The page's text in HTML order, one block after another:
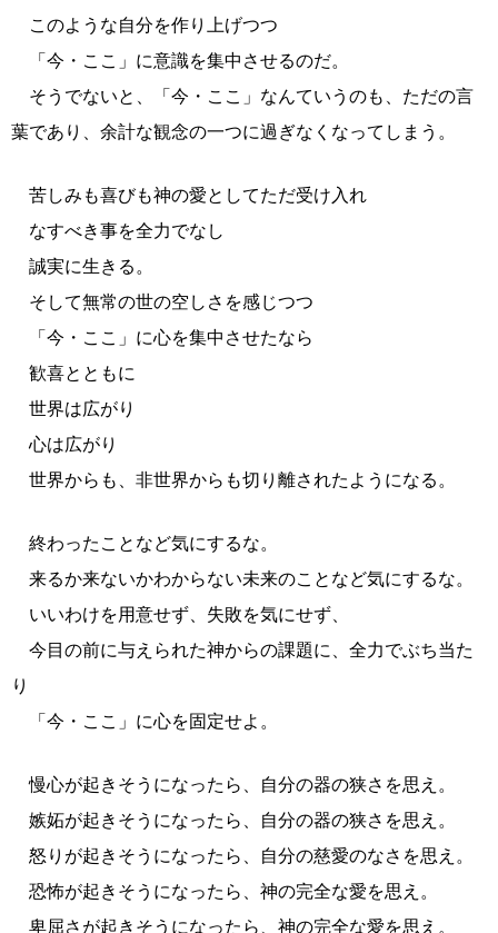
このような自分を作り上げつつ
「今・ここ」に意識を集中させるのだ。
そうでないと、「今・ここ」なんていうのも、ただの言
葉であり、余計な観念の一つに過ぎなくなってしまう。
苦しみも喜びも神の愛としてただ受け入れ
なすべき事を全力でなし
誠実に生きる。
そして無常の世の空しさを感じつつ
「今・ここ」に心を集中させたなら
歓喜とともに
世界は広がり
心は広がり
世界からも、非世界からも切り離されたようになる。
終わったことなど気にするな。
来るか来ないかわからない未来のことなど気にするな。
いいわけを用意せず、失敗を気にせず、
今目の前に与えられた神からの課題に、全力でぶち当た
り
「今・ここ」に心を固定せよ。
慢心が起きそうになったら、自分の器の狭さを思え。
嫉妬が起きそうになったら、自分の器の狭さを思え。
怒りが起きそうになったら、自分の慈愛のなさを思え。
恐怖が起きそうになったら、神の完全な愛を思え。
卑屈さが起きそうになったら、神の完全な愛を思え。